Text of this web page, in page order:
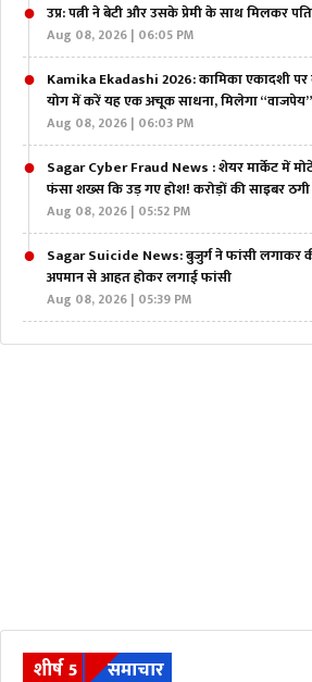
उप्र: पत्नी ने बेटी और उसके प्रेमी के साथ मिलकर
Aug 08, 2026 | 06:05 PM
Kamika Ekadashi 2026: कामिका एकादशी पर बन
योग में करें यह एक अचूक साधना, मिलेगा “वाजपेय”
Aug 08, 2026 | 06:03 PM
Sagar Cyber Fraud News : शेयर मार्केट में
फंसा शख्स कि उड़ गए होश! करोड़ों की साइबर
Aug 08, 2026 | 05:52 PM
Sagar Suicide News: बुजुर्ग ने फांसी लगाकर
अपमान से आहत होकर लगाई फांसी
Aug 08, 2026 | 05:39 PM
शीर्ष 5 समाचार